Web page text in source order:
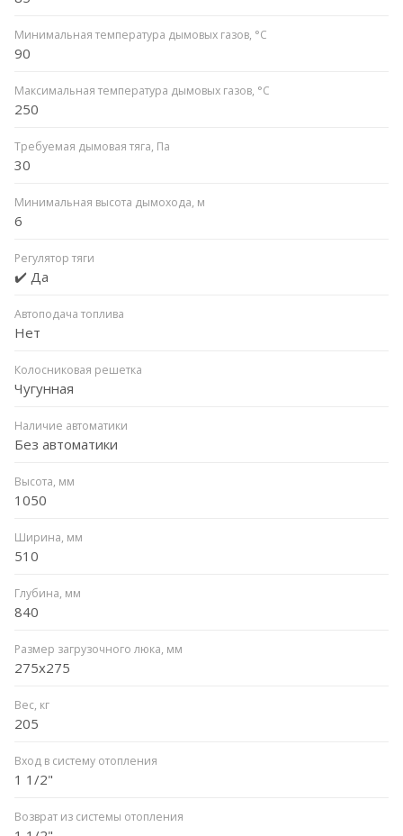
Минимальная температура дымовых газов, °C
90
Максимальная температура дымовых газов, °C
250
Требуемая дымовая тяга, Па
30
Минимальная высота дымохода, м
6
Регулятор тяги
✔️ Да
Автоподача топлива
Нет
Колосниковая решетка
Чугунная
Наличие автоматики
Без автоматики
Высота, мм
1050
Ширина, мм
510
Глубина, мм
840
Размер загрузочного люка, мм
275x275
Вес, кг
205
Вход в систему отопления
1 1/2"
Возврат из системы отопления